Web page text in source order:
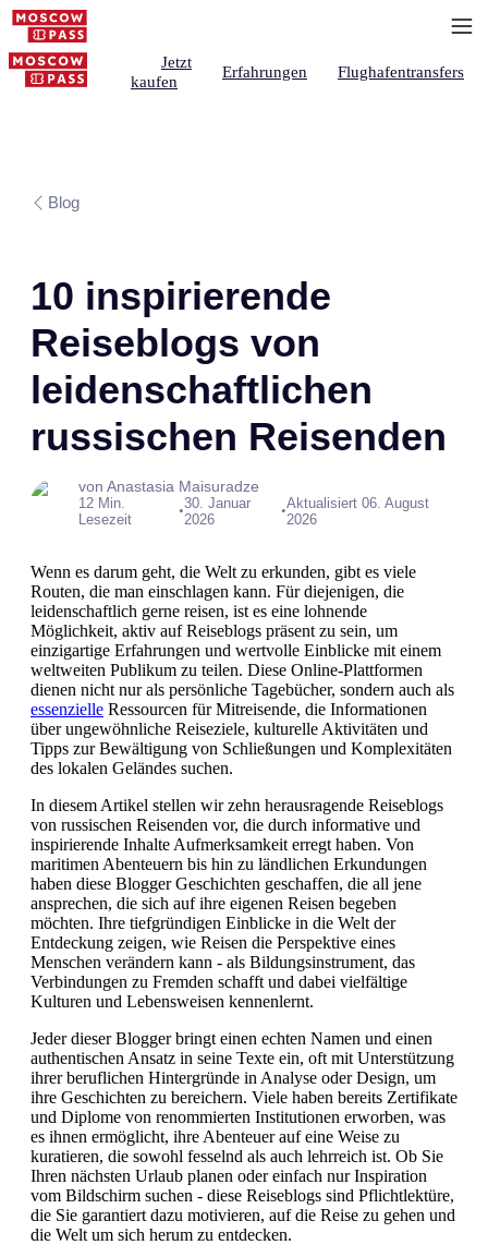
Jetzt
kaufen
Erfahrungen Flughafentransfers
Blog
10 inspirierende
Reiseblogs von
leidenschaftlichen
russischen Reisenden
von Anastasia Maisuradze
12 Min.
Lesezeit
•30. Januar
2026
•Aktualisiert 06. August
2026
Wenn es darum geht, die Welt zu erkunden, gibt es viele
Routen, die man einschlagen kann. Für diejenigen, die
leidenschaftlich gerne reisen, ist es eine lohnende
Möglichkeit, aktiv auf Reiseblogs präsent zu sein, um
einzigartige Erfahrungen und wertvolle Einblicke mit einem
weltweiten Publikum zu teilen. Diese Online-Plattformen
dienen nicht nur als persönliche Tagebücher, sondern auch als
essenzielle Ressourcen für Mitreisende, die Informationen
über ungewöhnliche Reiseziele, kulturelle Aktivitäten und
Tipps zur Bewältigung von Schließungen und Komplexitäten
des lokalen Geländes suchen.
In diesem Artikel stellen wir zehn herausragende Reiseblogs
von russischen Reisenden vor, die durch informative und
inspirierende Inhalte Aufmerksamkeit erregt haben. Von
maritimen Abenteuern bis hin zu ländlichen Erkundungen
haben diese Blogger Geschichten geschaffen, die all jene
ansprechen, die sich auf ihre eigenen Reisen begeben
möchten. Ihre tiefgründigen Einblicke in die Welt der
Entdeckung zeigen, wie Reisen die Perspektive eines
Menschen verändern kann - als Bildungsinstrument, das
Verbindungen zu Fremden schafft und dabei vielfältige
Kulturen und Lebensweisen kennenlernt.
Jeder dieser Blogger bringt einen echten Namen und einen
authentischen Ansatz in seine Texte ein, oft mit Unterstützung
ihrer beruflichen Hintergründe in Analyse oder Design, um
ihre Geschichten zu bereichern. Viele haben bereits Zertifikate
und Diplome von renommierten Institutionen erworben, was
es ihnen ermöglicht, ihre Abenteuer auf eine Weise zu
kuratieren, die sowohl fesselnd als auch lehrreich ist. Ob Sie
Ihren nächsten Urlaub planen oder einfach nur Inspiration
vom Bildschirm suchen - diese Reiseblogs sind Pflichtlektüre,
die Sie garantiert dazu motivieren, auf die Reise zu gehen und
die Welt um sich herum zu entdecken.